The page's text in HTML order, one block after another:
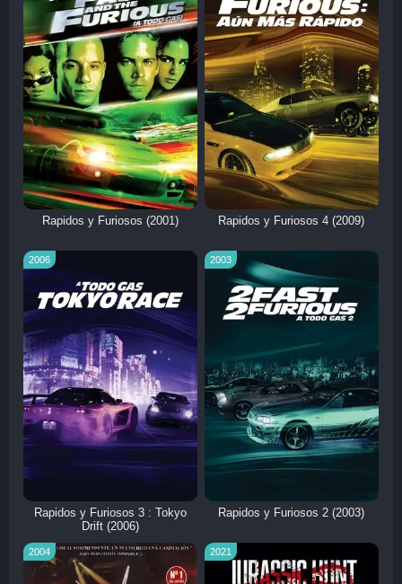
Rapidos y Furiosos (2001) Rapidos y Furiosos 4 (2009)
2006
Rapidos y Furiosos 3 : Tokyo
Drift (2006)
2003
Rapidos y Furiosos 2 (2003)
2004 2021